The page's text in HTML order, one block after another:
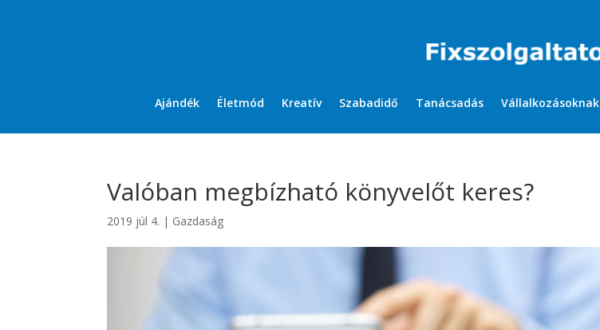
Ajándék Életmód Kreatív Szabadidő Tanácsadás Vállalkozásoknak
Valóban megbízható könyvelőt keres?
2019 júl 4. | Gazdaság